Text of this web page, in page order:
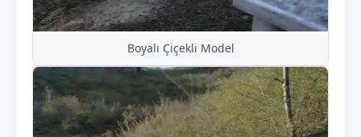
Boyalı Çiçekli Model